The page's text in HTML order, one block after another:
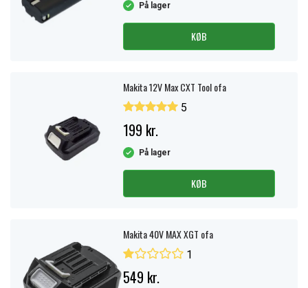
På lager
KØB
Makita 12V Max CXT Tool ofa
5
199 kr.
På lager
KØB
Makita 40V MAX XGT ofa
1
549 kr.